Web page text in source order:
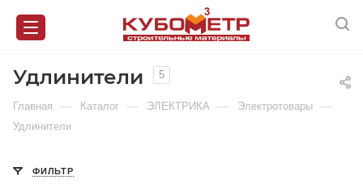
Удлинители 5
Главная — Каталог — ЭЛЕКТРИКА — Электротовары —
Удлинители
ФИЛЬТР